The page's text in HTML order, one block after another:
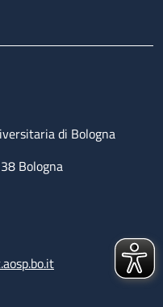
di Bologna
Bologna